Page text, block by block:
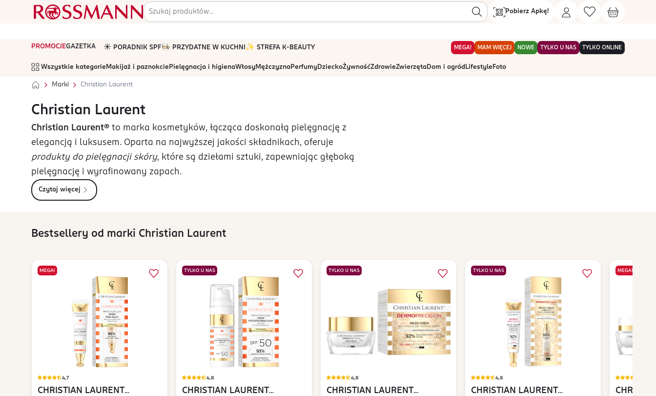
Pobierz Apkę!
PROMOCJEGAZETKA ☀️ PORADNIK SPF🧑🏻‍🍳 PRZYDATNE W KUCHNI ✨ STREFA K-BEAUTY MEGA! MAM WIĘCEJ NOWE TYLKO U NAS TYLKO ONLINE
Wszystkie kategorie Makijaż i paznokcie Pielęgnacja i higienaWłosyMężczyznaPerfumyDzieckoŻywnośćZdrowieZwierzętaDom i ogród Lifestyle Foto
Marki Christian Laurent
Christian Laurent
Christian Laurent® to marka kosmetyków, łącząca doskonałą pielęgnację z
elegancją i luksusem. Oparta na najwyższej jakości składnikach, oferuje
produkty do pielęgnacji skóry, które są dziełami sztuki, zapewniając głęboką
pielęgnację i wyrafinowany zapach.
Czytaj więcej
Bestsellery od marki Christian Laurent
MEGA!
4,7
CHRISTIAN LAURENT
TYLKO U NAS
4,8
CHRISTIAN LAURENT
TYLKO U NAS
4,8
CHRISTIAN LAURENT
TYLKO U NAS
4,8
CHRISTIAN LAURENT
MEGA!